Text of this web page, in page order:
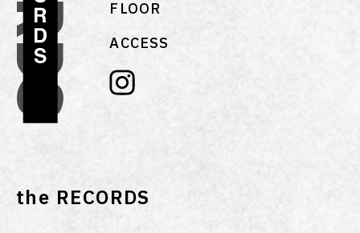
FLOOR
ACCESS
the RECORDS